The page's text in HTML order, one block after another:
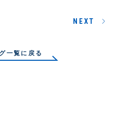
一覧に戻る
NEXT